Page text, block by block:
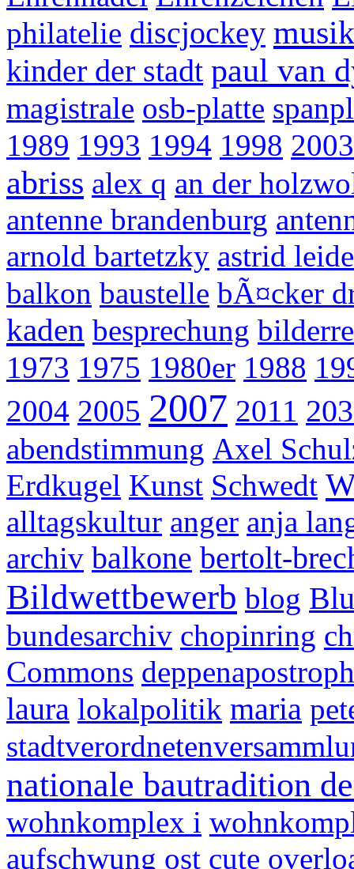
philatelie discjockey musik
kinder der stadt paul van
magistrale osb-platte
1989 1993 1994 1998 2003
abriss alex q an der
antenne brandenburg
arnold bartetzky astrid
balkon baustelle bÃ¤cker
kaden besprechung
1973 1975 1980er 1988
2004 2005 2007 2011
abendstimmung Axel
Erdkugel Kunst Schwedt
alltagskultur anger anja
archiv balkone bertolt-
Bildwettbewerb blog
bundesarchiv chopinring
Commons deppenapostroph
laura lokalpolitik maria
nationale bautradition
wohnkomplex i
aufschwung ost cute